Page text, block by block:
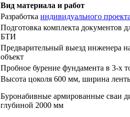
Вид материала и работ
Разработка индивидуального проекта
Подготовка комплекта документов
БТИ
Предварительный выезд инженера
объект
Пробное бурение фундамента в 3-х
Высота цоколя 600 мм, ширина
Буронабивные армированные сваи
глубиной 2000 мм